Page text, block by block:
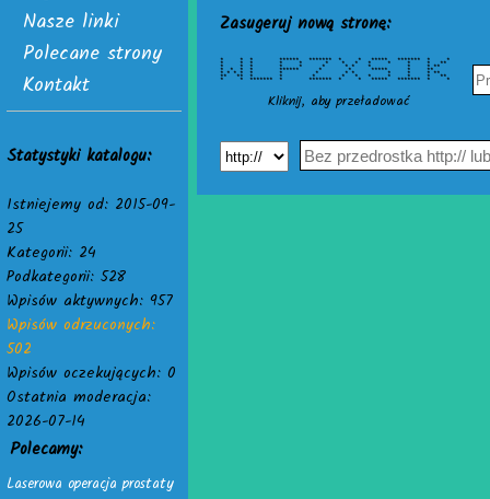
Nasze linki
Polecane strony
Kontakt
Statystyki katalogu:
Istniejemy od: 2015-09-
25
Kategorii: 24
Podkategorii: 528
Wpisów aktywnych: 957
Wpisów odrzuconych:
502
Wpisów oczekujących: 0
Ostatnia moderacja:
2026-07-14
Polecamy:
Laserowa operacja prostaty
Zasugeruj nową stronę:
* * * ****** ******* * * ***** ******* * *
* * * * * * * * * * * * **
* * * * * * * * * * * **
* * * * ****** * * ***** * **
* * * * * * * * * * * * **
** ** * * * * * * * * * **
* * ******* * ******* * * ***** ******* * *
Kliknij, aby przeładować